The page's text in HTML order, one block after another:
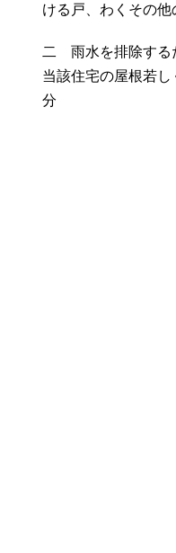
ける戸、わくその他
二 雨水を排除する
当該住宅の屋根若
分